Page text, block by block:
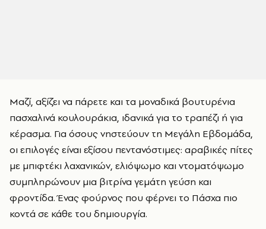
Μαζί, αξίζει να πάρετε και τα μοναδικά βουτυρένια
πασχαλινά κουλουράκια, ιδανικά για το τραπέζι ή για
κέρασμα. Για όσους νηστεύουν τη Μεγάλη Εβδομάδα,
οι επιλογές είναι εξίσου πεντανόστιμες: αραβικές πίτες
με μπιφτέκι λαχανικών, ελιόψωμο και ντοματόψωμο
συμπληρώνουν μια βιτρίνα γεμάτη γεύση και
φροντίδα. Ένας φούρνος που φέρνει το Πάσχα πιο
κοντά σε κάθε του δημιουργία.